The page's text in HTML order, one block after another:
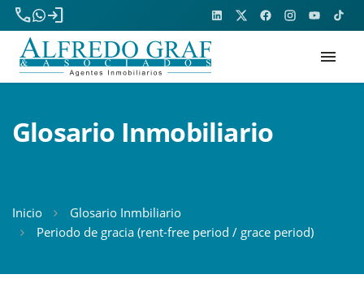
phone
login
menu
Glosario Inmobiliario
Inicio
Glosario Inmbiliario
Periodo de gracia (rent-free period / grace period)